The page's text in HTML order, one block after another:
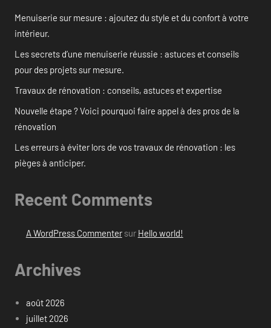
Menuiserie sur mesure : ajoutez du style et du confort à votre
intérieur.
Les secrets d’une menuiserie réussie : astuces et conseils
pour des projets sur mesure.
Travaux de rénovation : conseils, astuces et expertise
Nouvelle étape ? Voici pourquoi faire appel à des pros de la
rénovation
Les erreurs à éviter lors de vos travaux de rénovation : les
pièges à anticiper.
Recent Comments
A WordPress Commentersur Hello world!
Archives
août 2026
juillet 2026